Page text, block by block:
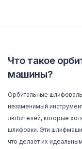
Что такое
машины?
Орбитальные
незаменимый
любителей, которые
шлифовки. Эти
что делает их